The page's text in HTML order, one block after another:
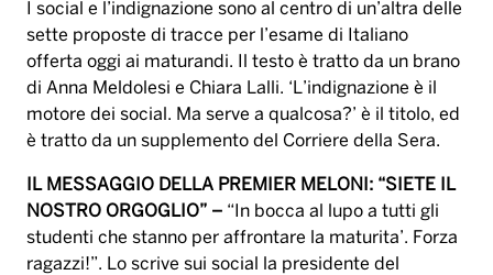
I social e l’indignazione sono al centro di un’altra delle
sette proposte di tracce per l’esame di Italiano
offerta oggi ai maturandi. Il testo è tratto da un brano
di Anna Meldolesi e Chiara Lalli. ‘L’indignazione è il
motore dei social. Ma serve a qualcosa?’ è il titolo, ed
è tratto da un supplemento del Corriere della Sera.
IL MESSAGGIO DELLA PREMIER MELONI: “SIETE IL
NOSTRO ORGOGLIO” – “In bocca al lupo a tutti gli
studenti che stanno per affrontare la maturita’. Forza
ragazzi!”. Lo scrive sui social la presidente del